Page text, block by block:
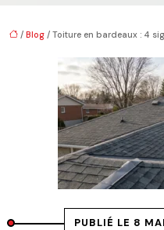
/ Blog / Toiture en bardeaux : 4
PUBLIÉ LE 8